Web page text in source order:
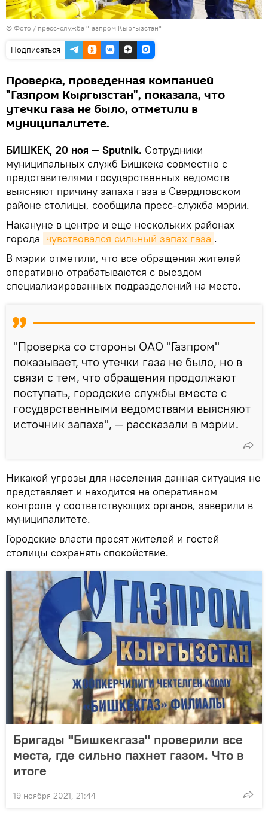
© Фото / пресс-служба "Газпром Кыргызстан"
Подписаться
Проверка, проведенная компанией
"Газпром Кыргызстан", показала, что
утечки газа не было, отметили в
муниципалитете.
БИШКЕК, 20 ноя — Sputnik. Сотрудники
муниципальных служб Бишкека совместно с
представителями государственных ведомств
выясняют причину запаха газа в Свердловском
районе столицы, сообщила пресс-служба мэрии.
Накануне в центре и еще нескольких районах
города чувствовался сильный запах газа .
В мэрии отметили, что все обращения жителей
оперативно отрабатываются с выездом
специализированных подразделений на место.
"Проверка со стороны ОАО "Газпром"
показывает, что утечки газа не было, но в
связи с тем, что обращения продолжают
поступать, городские службы вместе с
государственными ведомствами выясняют
источник запаха", — рассказали в мэрии.
Никакой угрозы для населения данная ситуация не
представляет и находится на оперативном
контроле у соответствующих органов, заверили в
муниципалитете.
Городские власти просят жителей и гостей
столицы сохранять спокойствие.
Бригады "Бишкекгаза" проверили все
места, где сильно пахнет газом. Что в
итоге
19 ноября 2021, 21:44